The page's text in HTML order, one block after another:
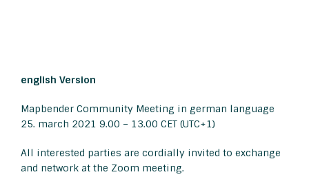
english Version
Mapbender Community Meeting in german language
25. march 2021 9.00 – 13.00 CET (UTC+1)
All interested parties are cordially invited to exchange
and network at the Zoom meeting.